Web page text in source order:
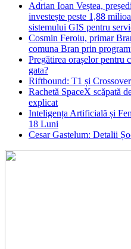
Adrian Ioan Veștea,
investește peste 1,88
sistemului GIS pentru
Cosmin Feroiu, primar
comuna Bran prin
Pregătirea orașelor pentru
gata?
Riftbound: T1 și
Rachetă SpaceX scăpată
explicat
Inteligența Artificială și
18 Luni
Cesar Gastelum: Detalii